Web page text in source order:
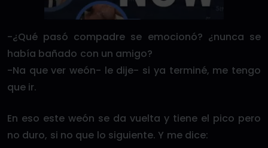
-¿Qué pasó compadre se emocionó? ¿nunca se
había bañado con un amigo?
-Na que ver weón- le dije- si ya terminé, me tengo
que ir.
En eso este weón se da vuelta y tiene el pico pero
no duro, si no que lo siguiente. Y me dice: